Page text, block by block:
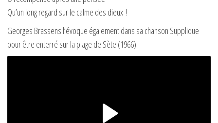
Qu’un long regard sur le calme des dieux !
Georges Brassens l’évoque également dans sa chanson Supplique
pour être enterré sur la plage de Sète (1966).